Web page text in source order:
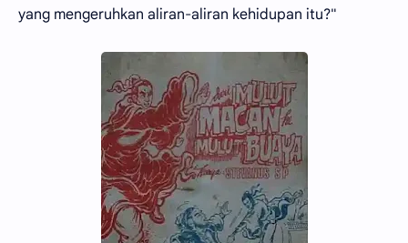
yang mengeruhkan aliran-aliran kehidupan itu?"